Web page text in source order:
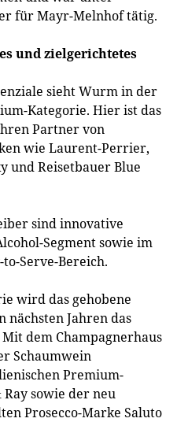
für Mayr-Melnhof tätig.
und zielgerichtetes
sieht Wurm in der
Kategorie. Hier ist das
Partner von
wie Laurent-Perrier,
und Reisetbauer Blue
sind innovative
Segment sowie im
Serve-Bereich.
wird das gehobene
nächsten Jahren das
dem Champagnerhaus
Schaumwein
Premium-
sowie der neu
Prosecco-Marke Saluto